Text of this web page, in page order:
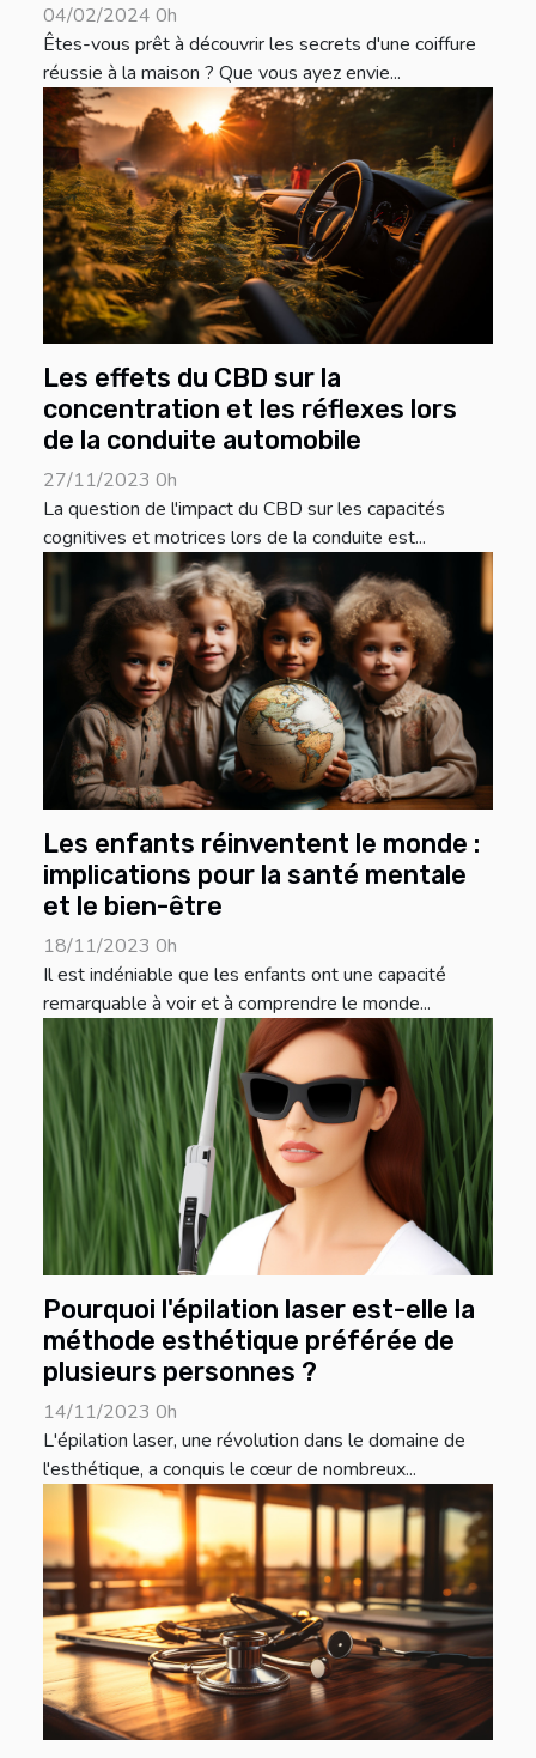
04/02/2024 0h
Êtes-vous prêt à découvrir les secrets d'une coiffure
réussie à la maison ? Que vous ayez envie...
Les effets du CBD sur la
concentration et les réflexes lors
de la conduite automobile
27/11/2023 0h
La question de l'impact du CBD sur les capacités
cognitives et motrices lors de la conduite est...
Les enfants réinventent le monde :
implications pour la santé mentale
et le bien-être
18/11/2023 0h
Il est indéniable que les enfants ont une capacité
remarquable à voir et à comprendre le monde...
Pourquoi l'épilation laser est-elle la
méthode esthétique préférée de
plusieurs personnes ?
14/11/2023 0h
L'épilation laser, une révolution dans le domaine de
l'esthétique, a conquis le cœur de nombreux...